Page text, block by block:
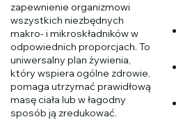
zapewnienie organizmowi
wszystkich niezbędnych
makro- i mikroskładników w
odpowiednich proporcjach. To
uniwersalny plan żywienia,
który wspiera ogólne zdrowie,
pomaga utrzymać prawidłową
masę ciała lub w łagodny
sposób ją zredukować.